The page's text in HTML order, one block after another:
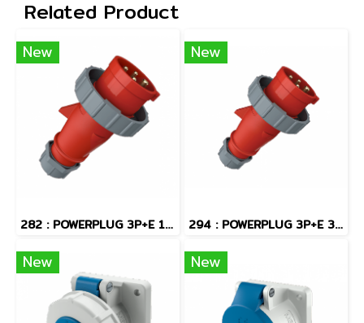
Related Product
New
282 : POWERPLUG 3P+E 16A400Vผู้(IP67)
New
294 : POWERPLUG 3P+E 32A400Vผู้(IP67)
New New